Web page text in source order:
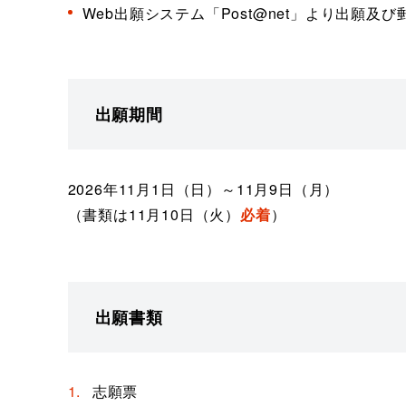
Web出願システム「Post@net」より出願及び
出願期間
2026年11月1日（日）～11月9日（月）
（書類は11月10日（火） 必着）
出願書類
志願票